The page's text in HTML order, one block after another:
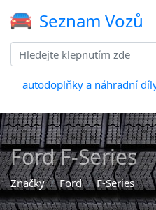
Seznam Vozů
autodoplňky a náhradní
Ford F-Series
Značky Ford F-Series